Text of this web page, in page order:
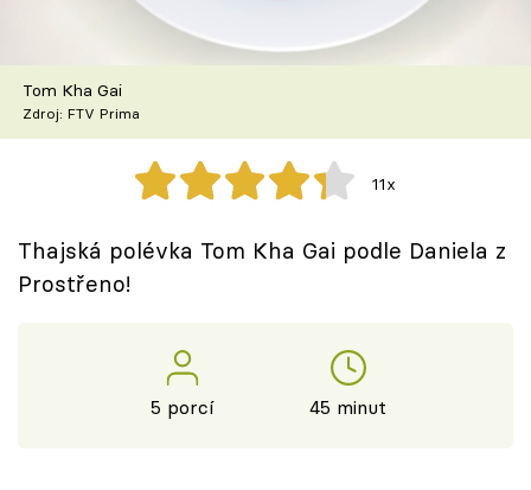
Škola vaření
Recepty z TV
Speciál: Cuketa
Těhotnej kuchař
Sledujte prima+
Tom Kha Gai
Zdroj: FTV Prima
11x
Thajská polévka Tom Kha Gai podle Daniela z
Prostřeno!
5 porcí 45 minut